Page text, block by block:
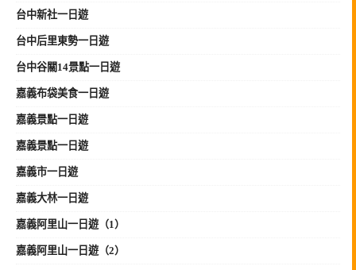
台中新社一日遊
台中后里東勢一日遊
台中谷關14景點一日遊
嘉義布袋美食一日遊
嘉義景點一日遊
嘉義景點一日遊
嘉義市一日遊
嘉義大林一日遊
嘉義阿里山一日遊（1）
嘉義阿里山一日遊（2）